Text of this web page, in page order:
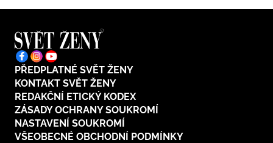
PŘEDPLATNÉ SVĚT ŽENY
KONTAKT SVĚT ŽENY
REDAKČNÍ ETICKÝ KODEX
ZÁSADY OCHRANY SOUKROMÍ
NASTAVENÍ SOUKROMÍ
VŠEOBECNÉ OBCHODNÍ PODMÍNKY